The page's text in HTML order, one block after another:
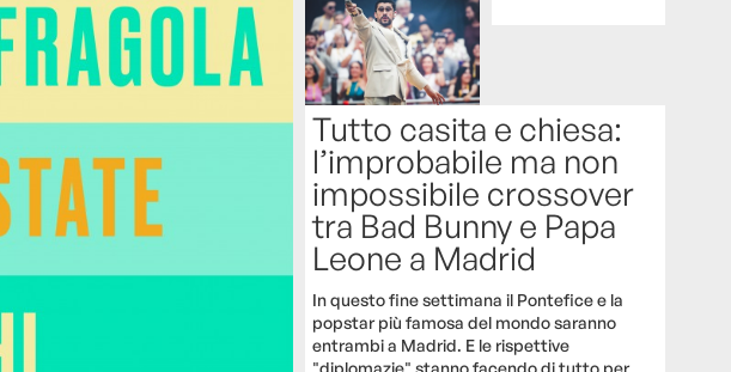
Tutto casita e chiesa:
l’improbabile ma non
impossibile crossover
tra Bad Bunny e Papa
Leone a Madrid
In questo fine settimana il Pontefice e la
popstar più famosa del mondo saranno
entrambi a Madrid. E le rispettive